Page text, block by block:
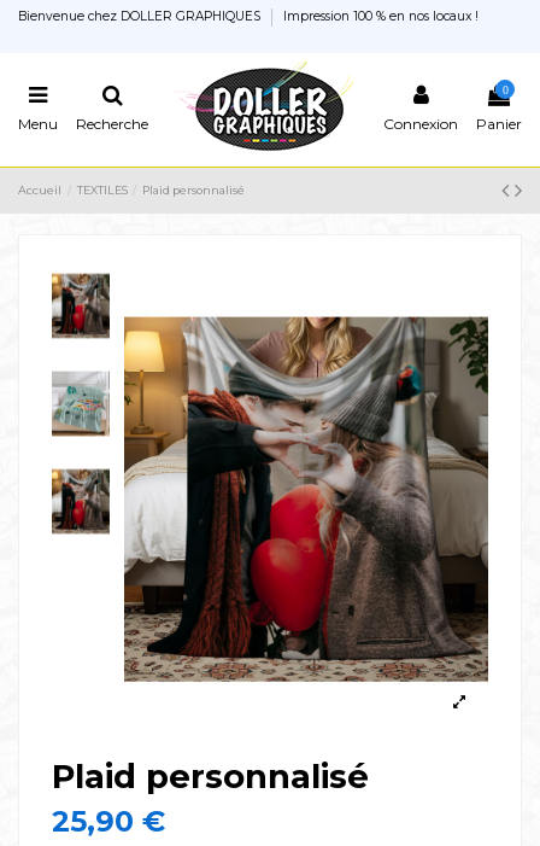
Bienvenue chez DOLLER GRAPHIQUES Impression 100 % en nos locaux !
Menu Recherche Connexion
0
Panier
Accueil TEXTILES Plaid personnalisé
Plaid personnalisé
25,90 €